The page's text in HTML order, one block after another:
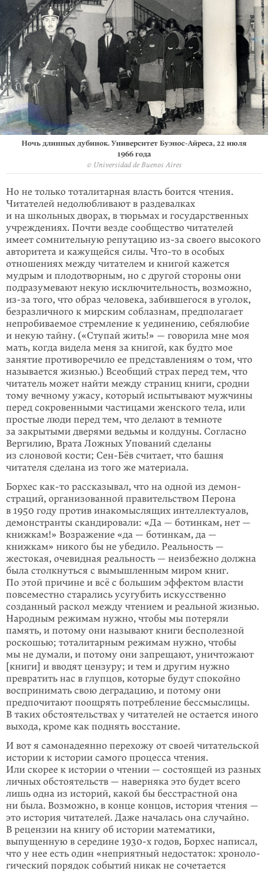
Ночь длинных дубинок. Университет Буэнос-Айреса, 22 июля
1966 года
© Universidad de Buenos Aires
Но не только тоталитарная власть боится чтения.
Читателей недолюбливают в раздевалках
и на школьных дворах, в тюрьмах и государст­венных
учрежде­ниях. Почти везде сообщество читателей
имеет сомнительную репутацию из-за своего высокого
авторитета и кажущейся силы. Что-то в особых
отношениях между читателем и книгой кажется
мудрым и плодотворным, но с другой стороны они
подразумевают некую исключительность, возможно,
из-за того, что образ человека, забившегося в уголок,
безраз­личного к мирским соблаз­нам, предполагает
непробиваемое стремление к уединению, себялю­бие
и некую тайну. («Ступай жить!» — говорила мне моя
мать, когда видела меня за книгой, как будто мое
занятие противо­речило ее представ­лениям о том, что
назы­вается жизнью.) Всеобщий страх перед тем, что
читатель может найти между страниц книги, сродни
тому вечному ужасу, который испытывают мужчины
перед сокровен­ными частицами женского тела, или
простые люди перед тем, что делают в темноте
за закры­тыми дверями ведьмы и колдуны. Согласно
Вергилию, Врата Ложных Упований сделаны
из слоновой кости; Сен-Бёв считает, что башня
читателя сделана из того же матери­ала.
Борхес как-то рассказывал, что на одной из де­мон­
страций, организованной прави­тельством Перона
в 1950 году против инакомыслящих интеллектуалов,
демонстранты скандировали: «Да — ботинкам, нет —
книжкам!» Возражение «да — ботинкам, да —
книжкам» никого бы не убедило. Реальность —
жестокая, очевидная реальность — неизбежно должна
была столк­нуться с вымышленным миром книг.
По этой причине и всё с большим эффектом власти
повсеместно старались усугубить искусственно
созданный раскол между чтением и реаль­ной жизнью.
Народ­ным режимам нужно, чтобы мы поте­ряли
память, и потому они называют книги бесполезной
роскошью; тоталитарным режимам нужно, чтобы
мы не думали, и потому они запрещают, уничтожают
[книги] и вводят цензуру; и тем и другим нужно
превратить нас в глупцов, которые будут спокойно
воспринимать свою дегра­дацию, и потому они
предпочитают поощ­рять потребление бессмыслицы.
В таких обстоятельствах у читателей не оста­ется иного
выхода, кроме как поднять восстание.
И вот я самонадеянно перехожу от своей чита­тель­ской
истории к истории самого процесса чтения.
Или скорее к истории о чтении — состо­ящей из раз­ных
личных обстоятельств — навер­няка это будет всего
лишь одна из историй, какой бы бесстрас­тной она
ни была. Возможно, в конце концов, история чтения —
это история читателей. Даже началась она случайно.
В рецен­зии на книгу об истории математики,
выпущен­ную в середине 1930-х годов, Борхес написал,
что у нее есть один «неприятный недостаток: хроно­ло­­
ги­ческий поря­док событий никак не сочетает­ся